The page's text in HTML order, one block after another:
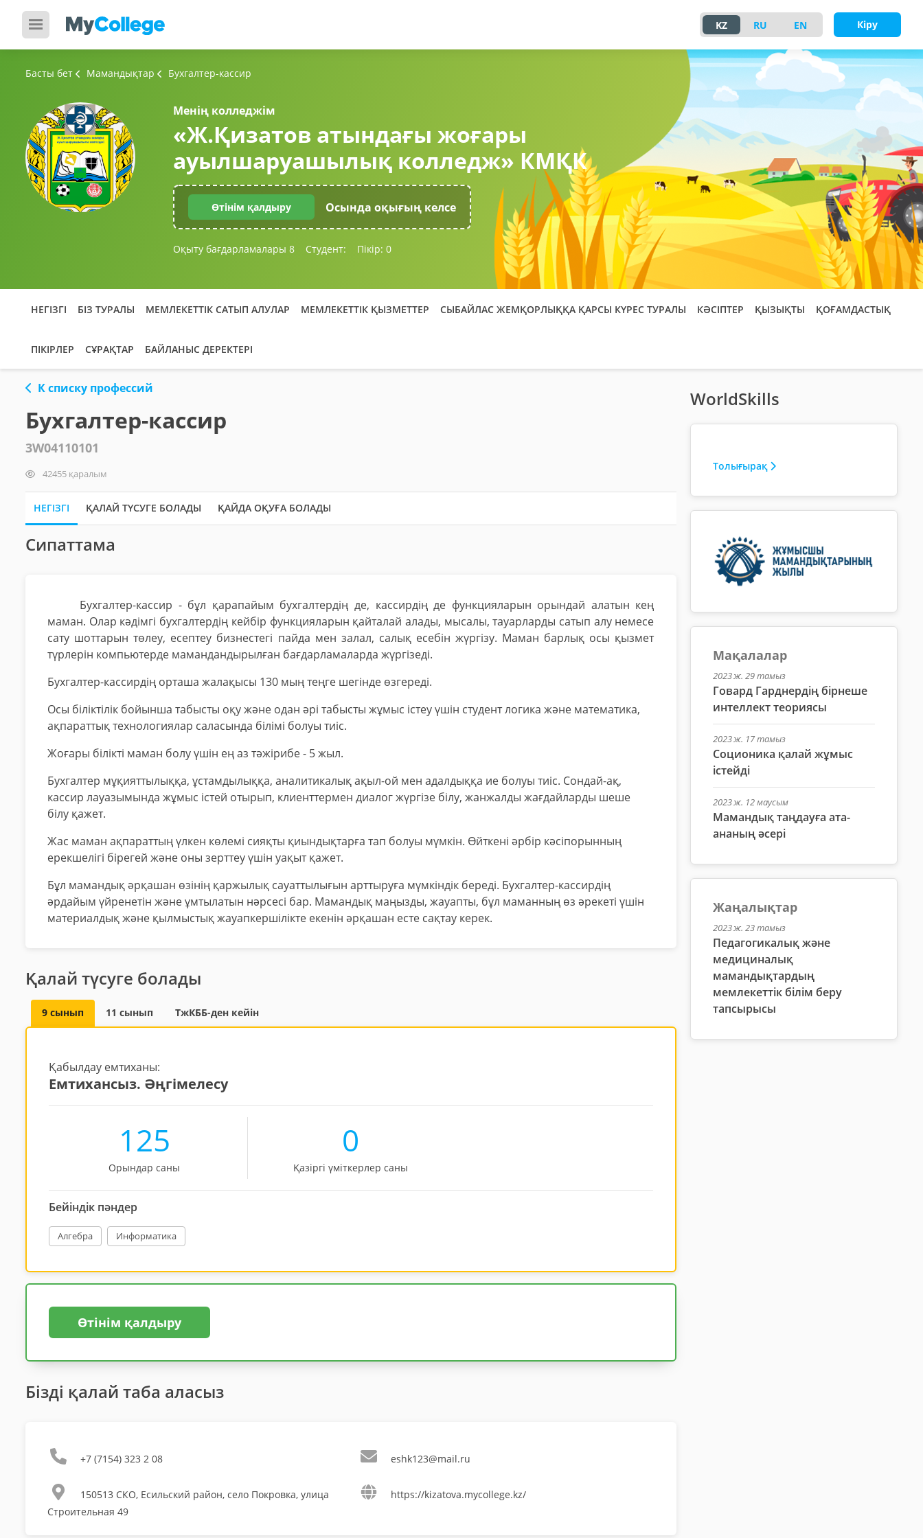
KZ RU EN Кіру
Басты бет Мамандықтар Бухгалтер-кассир
Менің колледжім
«Ж.Қизатов атындағы жоғары
ауылшаруашылық колледж» КМҚК
Өтінім қалдыру Осында оқығың келсе
Оқыту бағдарламалары 8 Студент: Пікір: 0
НЕГІЗГІ БІЗ ТУРАЛЫ МЕМЛЕКЕТТІК САТЫП АЛУЛАР МЕМЛЕКЕТТІК ҚЫЗМЕТТЕР СЫБАЙЛАС ЖЕМҚОРЛЫҚҚА ҚАРСЫ КҮРЕС ТУРАЛЫ КӘСІПТЕР ҚЫЗЫҚТЫ ҚОҒАМДАСТЫҚ
ПІКІРЛЕР СҰРАҚТАР БАЙЛАНЫС ДЕРЕКТЕРІ
К списку профессий
Бухгалтер-кассир
3W04110101
42455 қаралым
НЕГІЗГІ ҚАЛАЙ ТҮСУГЕ БОЛАДЫ ҚАЙДА ОҚУҒА БОЛАДЫ
Сипаттама
Бухгалтер-кассир - бұл қарапайым бухгалтердің де, кассирдің де функцияларын орындай алатын кең
маман. Олар кәдімгі бухгалтердің кейбір функцияларын қайталай алады, мысалы, тауарларды сатып алу немесе
сату шоттарын төлеу, есептеу бизнестегі пайда мен залал, салық есебін жүргізу. Маман барлық осы қызмет
түрлерін компьютерде мамандандырылған бағдарламаларда жүргізеді.
Бухгалтер-кассирдің орташа жалақысы 130 мың теңге шегінде өзгереді.
Осы біліктілік бойынша табысты оқу және одан әрі табысты жұмыс істеу үшін студент логика және математика,
ақпараттық технологиялар саласында білімі болуы тиіс.
Жоғары білікті маман болу үшін ең аз тәжірибе - 5 жыл.
Бухгалтер мұқияттылыққа, ұстамдылыққа, аналитикалық ақыл-ой мен адалдыққа ие болуы тиіс. Сондай-ақ,
кассир лауазымында жұмыс істей отырып, клиенттермен диалог жүргізе білу, жанжалды жағдайларды шеше
білу қажет.
Жас маман ақпараттың үлкен көлемі сияқты қиындықтарға тап болуы мүмкін. Өйткені әрбір кәсіпорынның
ерекшелігі бірегей және оны зерттеу үшін уақыт қажет.
Бұл мамандық әрқашан өзінің қаржылық сауаттылығын арттыруға мүмкіндік береді. Бухгалтер-кассирдің
әрдайым үйренетін және ұмтылатын нәрсесі бар. Мамандық маңызды, жауапты, бұл маманның өз әрекеті үшін
материалдық және қылмыстық жауапкершілікте екенін әрқашан есте сақтау керек.
Қалай түсуге болады
9 сынып 11 сынып ТжКББ-ден кейін
Қабылдау емтиханы:
Емтихансыз. Әңгімелесу
125
Орындар саны
0
Қазіргі үміткерлер саны
Бейіндік пәндер
Алгебра Информатика
Өтінім қалдыру
Бізді қалай таба аласыз
+7 (7154) 323 2 08 eshk123@mail.ru
150513 СКО, Есильский район, село Покровка, улица
Строительная 49
https://kizatova.mycollege.kz/
WorldSkills
Толығырақ
Мақалалар
2023 ж. 29 тамыз
Говард Гарднердің бірнеше
интеллект теориясы
2023 ж. 17 тамыз
Соционика қалай жұмыс
істейді
2023 ж. 12 маусым
Мамандық таңдауға ата-
ананың әсері
Жаңалықтар
2023 ж. 23 тамыз
Педагогикалық және
медициналық
мамандықтардың
мемлекеттік білім беру
тапсырысы